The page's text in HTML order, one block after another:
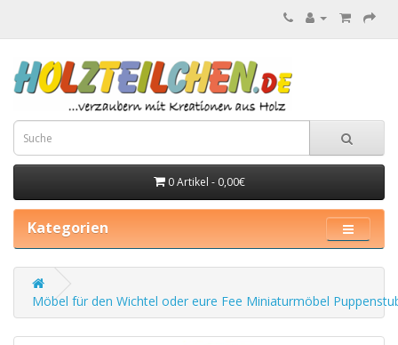
0 Artikel - 0,00€
Kategorien
Möbel für den Wichtel oder eure Fee Miniaturmöbel